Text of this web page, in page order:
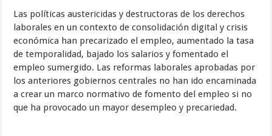
Las políticas austericidas y destructoras de los derechos
laborales en un contexto de consolidación digital y crisis
económica han precarizado el empleo, aumentado la tasa
de temporalidad, bajado los salarios y fomentado el
empleo sumergido. Las reformas laborales aprobadas por
los anteriores gobiernos centrales no han ido encaminada
a crear un marco normativo de fomento del empleo si no
que ha provocado un mayor desempleo y precariedad.